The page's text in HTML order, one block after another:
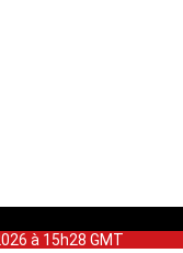
à 15h28 GMT